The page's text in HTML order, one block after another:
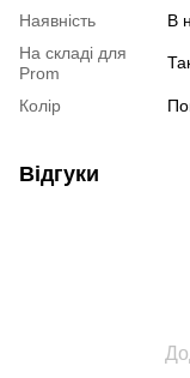
Наявність
В
На складі для
Prom
Колір
Відгуки